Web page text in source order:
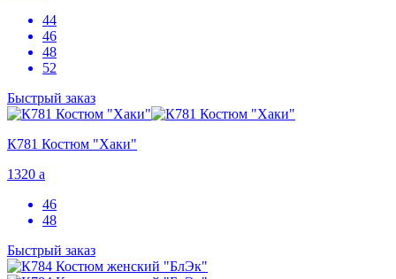
44
46
48
52
Быстрый заказ
К781 Костюм "Хаки"
1320 a
46
48
Быстрый заказ